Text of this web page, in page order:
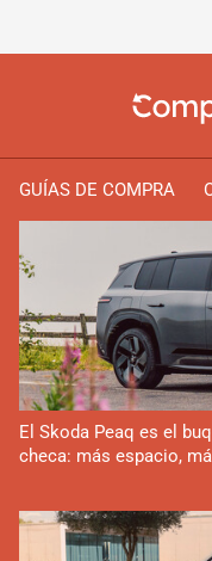
GUÍAS DE COMPRA
El Skoda Peaq es el
checa: más espacio,